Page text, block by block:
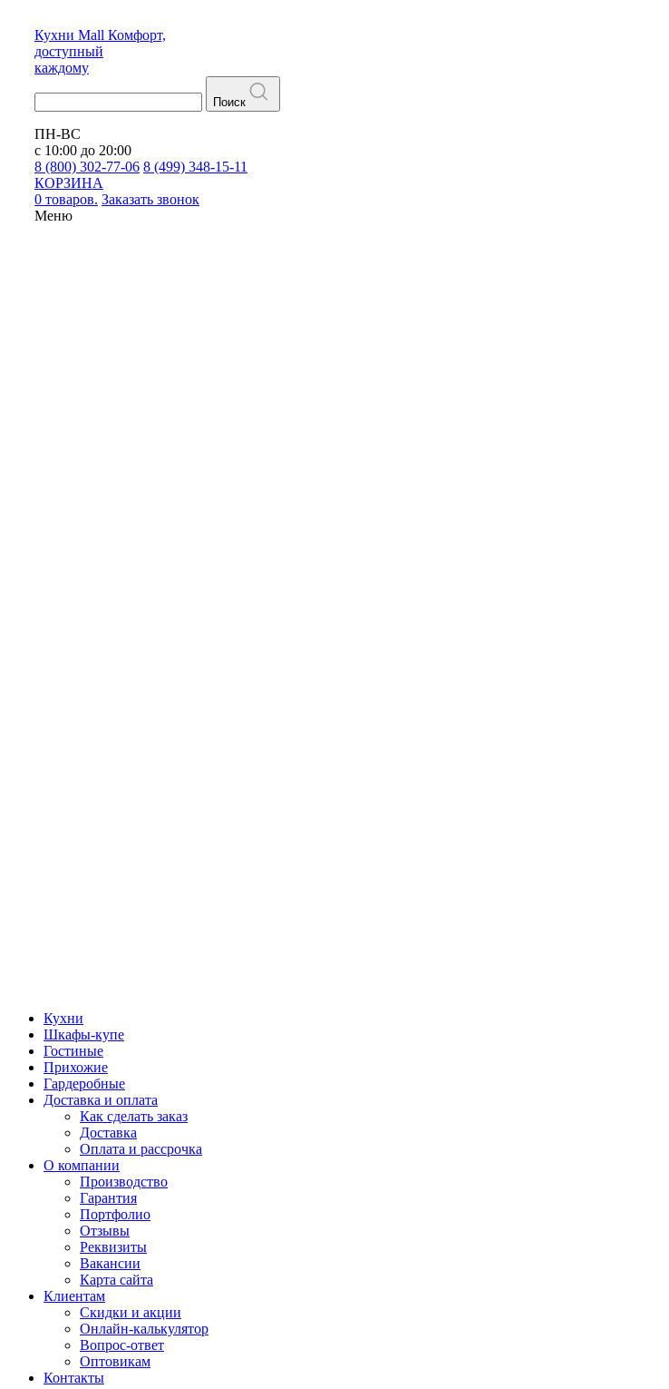
Кухни Mall Комфорт,
доступный
каждому
Поиск
ПН-ВС
с 10:00 до 20:00
8 (800) 302-77-06 8 (499) 348-15-11
КОРЗИНА
0 товаров. Заказать звонок
Меню
Кухни
Шкафы-купе
Гостиные
Прихожие
Гардеробные
Доставка и оплата
Как сделать заказ
Доставка
Оплата и рассрочка
О компании
Производство
Гарантия
Портфолио
Отзывы
Реквизиты
Вакансии
Карта сайта
Клиентам
Скидки и акции
Онлайн-калькулятор
Вопрос-ответ
Оптовикам
Контакты